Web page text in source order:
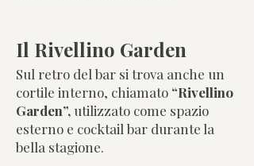
Il Rivellino Garden
Sul retro del bar si trova anche un
cortile interno, chiamato “Rivellino
Garden”, utilizzato come spazio
esterno e cocktail bar durante la
bella stagione.